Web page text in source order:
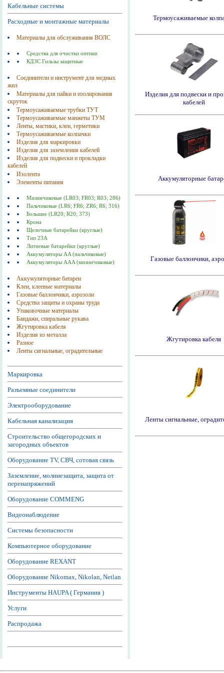
Кабельные системы
Расходные и монтажные материалы
Материалы для обслуживания ВОЛС
Средства для очистки оптики
КДЗС Гильзы защитные
Соединители и инструмент для медных
жил
Материалы для пайки и изолирования
скруток
Термоусаживаемые трубки ТУТ
Термоусаживаемые манжеты ТУМ
Ленты, мастики, клеи, герметики
Термоусаживаемые колпачки
Изделия для маркировки
Изделия для заземления кабелей
Изделия для подвески и прокладки
кабелей
Изолента
Элементы питания
Мизинчиковые (LR03; FR03; R03; 286)
Пальчиковые (LR6; FR6; ZR6; R6; 316)
Большие (LR20; R20; 373)
Крона
Щелочные батарейки (круглые)
Тип 23А
Литиевые батарейки (круглые)
Аккумуляторы AA (пальчиковые)
Аккумуляторы AAA (мизинчиковые)
Аккумуляторные батареи
Клеи, клеевые материалы
Газовые баллончики, аэрозоли
Средства защиты и охраны труда
Упаковочные материалы
Бандажи, спиральные рукава
Жгутировка кабеля
Изделия из металла
Разное
Ленты сигнальные, оградительные
Маркировка
Разъемные соединители
Электрооборудование
Кабельная канализация
Строительство общегородских и
загородных объектов
Оборудование TV, СВЧ, сотовая связь
Заземление, молниезащита, защита от
перенапряжений
Оборудование COMMENG
Видеонаблюдение
Системы безопасности
Компьютерное оборудование
Оборудование REXANT
Оборудование Nikomax, Nikolan, Netlan
Инструменты HAUPA ( Германия )
Услуги
Распродажа
Термоусаживаемые
Изделия для подвески и
кабелей
Аккумуляторные
Газовые баллончики,
Жгутировка кабеля
Ленты сигнальные,